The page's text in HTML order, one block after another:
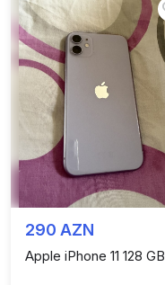
290 AZN
Apple iPhone 11 128 GB